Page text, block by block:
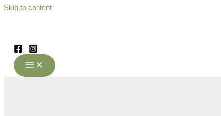
Skip to content